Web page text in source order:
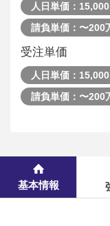
人日単価：
請負単価：〜200
受注単価
人日単価：
請負単価：〜200
基本情報